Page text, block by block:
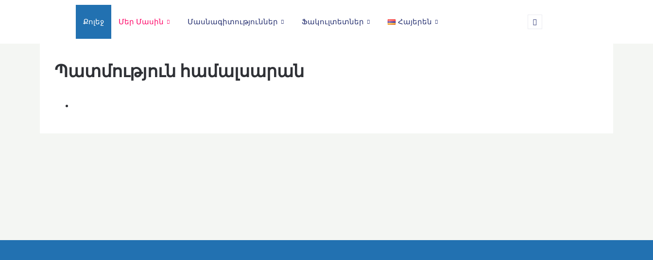
Քոլեջ Մեր Մասին Մասնագիտություններ Ֆակուլտետներ Հայերեն
Պատմություն համալսարան